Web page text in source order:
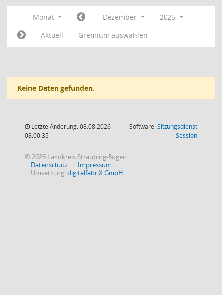
Monat Dezember
2025
Aktuell
Gremium auswählen
Keine Daten gefunden.
Letzte Änderung: 08.08.2026
08:00:35
Software:Sitzungsdienst
Session(Wird in
© 2023 Landkreis Straubing-Bogen
Datenschutz
Impressum
Umsetzung:digitalfabriX GmbH